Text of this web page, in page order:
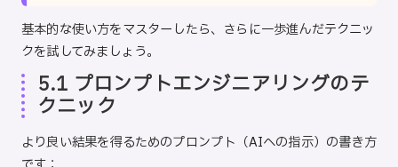
基本的な使い方をマスターしたら、さらに一歩進んだテクニッ
クを試してみましょう。
5.1 プロンプトエンジニアリングのテ
クニック
より良い結果を得るためのプロンプト（AIへの指示）の書き方